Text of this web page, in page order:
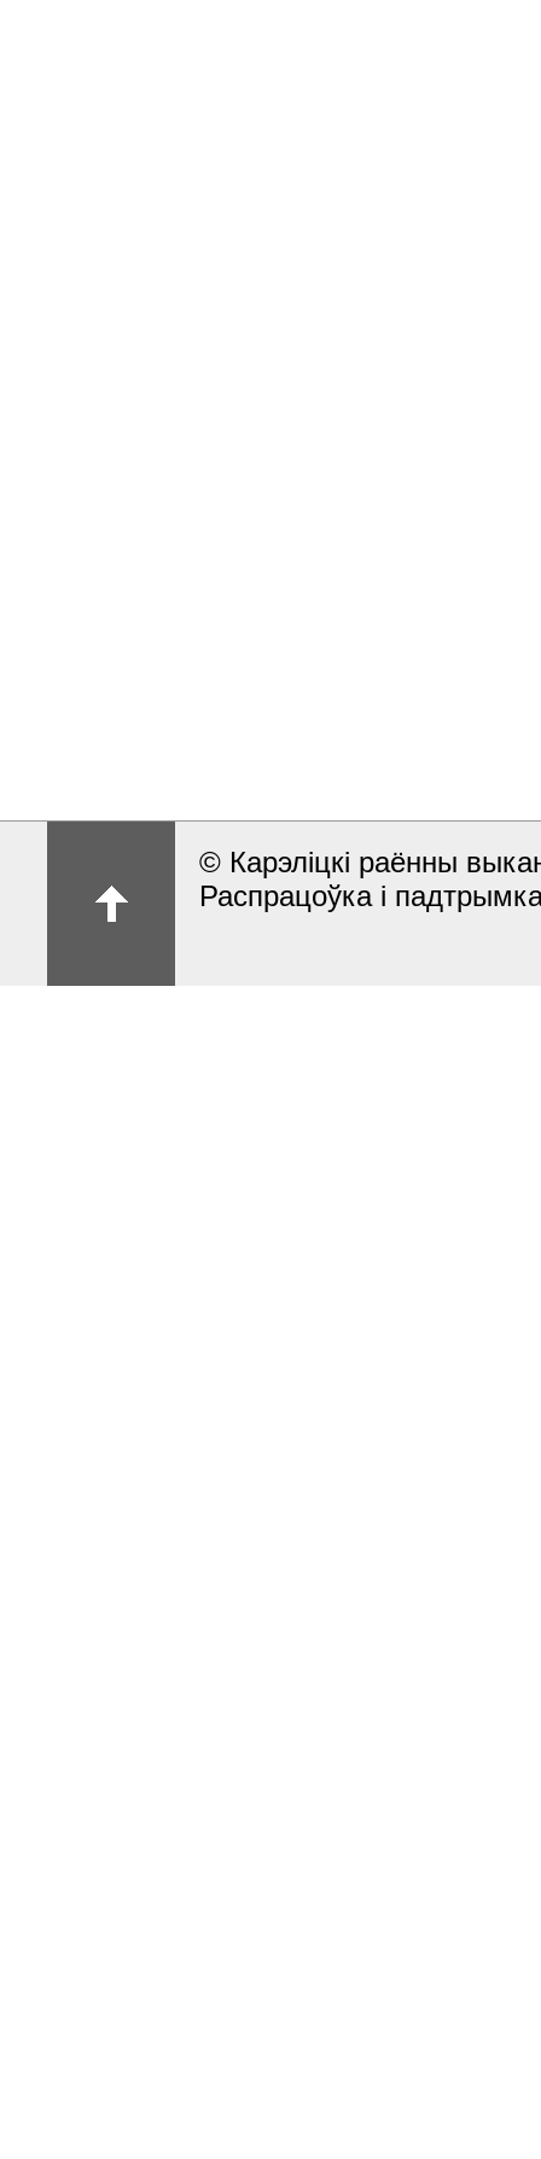
© Карэлiцкi раённы
Распрацоўка і